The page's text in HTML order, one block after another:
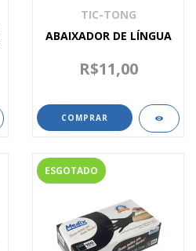
TIC-TONG
ABAIXADOR DE LÍNGUA
R$11,00
ESGOTADO